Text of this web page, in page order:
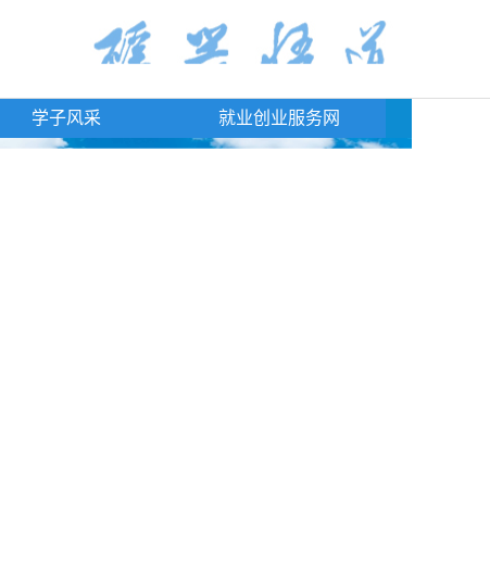
学子风采 就业创业服务网